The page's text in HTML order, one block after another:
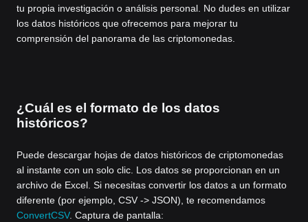
tu propia investigación o análisis personal. No dudes en utilizar
los datos históricos que ofrecemos para mejorar tu
comprensión del panorama de las criptomonedas.
¿Cuál es el formato de los datos
históricos?
Puede descargar hojas de datos históricos de criptomonedas
al instante con un solo clic. Los datos se proporcionan en un
archivo de Excel. Si necesitas convertir los datos a un formato
diferente (por ejemplo, CSV -> JSON), te recomendamos
ConvertCSV. Captura de pantalla: